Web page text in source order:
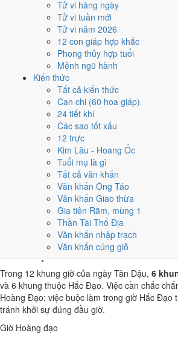
Tử vi hàng ngày
Tử vi tuần mới
Tử vi năm 2026
12 con giáp hợp khắc
Phong thủy hợp tuổi
Mệnh ngũ hành
Kiến thức
Tất cả kiến thức
Can chi (60 hoa giáp)
24 tiết khí
Các sao tốt xấu
12 trực
Kim Lâu - Hoang Ốc
Tuổi mụ là gì
Tất cả văn khấn
Văn khấn Ông Táo
Văn khấn Giao thừa
Gia tiên Rằm, mùng 1
Thần Tài Thổ Địa
Văn khấn nhập trạch
Văn khấn cúng giỗ
Tân Dậu, nhờ người tuổi này thay mặt
giúp giảm phần xung của gia chủ.
xem tại
hướng dẫn xem tuổi làm nhà
Các cách trên dựa trên quy tắc lịch pháp
tham khảo văn hóa - tín ngưỡng, không thay
môn của bạn.
Giờ hoàng đạo ngày
những giờ nào?
Ngày Tân Dậu có 6 giờ Hoàng Đạo
Mão (05h-07h), Ngọ (11h-13h), Mùi (13h-
Khung dễ sắp xếp nhất trong giờ hành chính là
khung Hắc Đạo nên né khi ký kết hoặc xuất
6 8 9 10 11 12 13 14 15
Hoàng đạo (tốt) Hắc đạo (xấu) Giờ hiện tại
6 giờ Hoàng Đạo và 6 giờ
Tân Dậu
Trong 12 khung giờ của ngày Tân Dậu, 6
và 6 khung thuộc Hắc Đạo. Việc cần chắc
Hoàng Đạo; việc buộc làm trong giờ Hắc Đạo
tránh khởi sự đúng đầu giờ.
Giờ Hoàng đạo